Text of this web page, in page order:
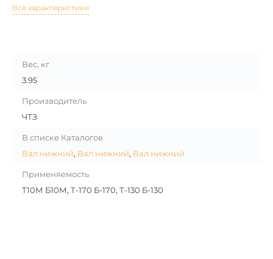
Все характеристики
Вес, кг
3.95
Производитель
ЧТЗ
В списке Каталогов
Вал нижний, Вал нижний, Вал нижний
Применяемость
Т10М Б10М, Т-170 Б-170, Т-130 Б-130